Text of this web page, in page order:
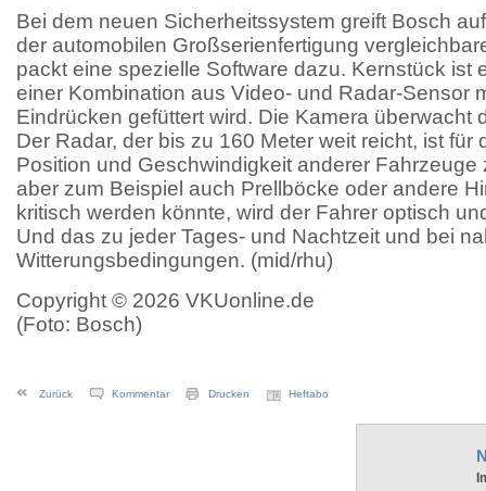
Bei dem neuen Sicherheitssystem greift Bosch
der automobilen Großserienfertigung
packt eine spezielle Software dazu. Kernstück ist
einer Kombination aus Video- und Radar-Sensor
Eindrücken gefüttert wird. Die Kamera überwacht
Der Radar, der bis zu 160 Meter weit reicht, ist für
Position und Geschwindigkeit anderer Fahrzeuge
aber zum Beispiel auch Prellböcke oder andere
kritisch werden könnte, wird der Fahrer optisch
Und das zu jeder Tages- und Nachtzeit und bei
Witterungsbedingungen. (mid/rhu)
Copyright © 2026 VKUonline.de
(Foto: Bosch)
Zurück Kommentar Drucken Heftabo